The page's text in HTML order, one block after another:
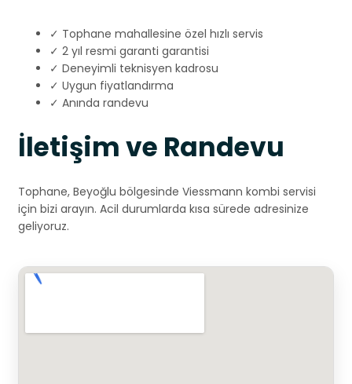
✓ Tophane mahallesine özel hızlı servis
✓ 2 yıl resmi garanti garantisi
✓ Deneyimli teknisyen kadrosu
✓ Uygun fiyatlandırma
✓ Anında randevu
İletişim ve Randevu
Tophane, Beyoğlu bölgesinde Viessmann kombi servisi
için bizi arayın. Acil durumlarda kısa sürede adresinize
geliyoruz.